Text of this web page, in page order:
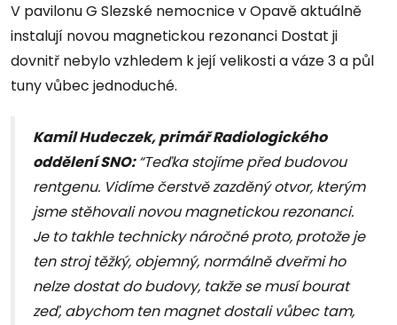
V pavilonu G Slezské nemocnice v Opavě aktuálně
instalují novou magnetickou rezonanci Dostat ji
dovnitř nebylo vzhledem k její velikosti a váze 3 a půl
tuny vůbec jednoduché.
Kamil Hudeczek, primář Radiologického
oddělení SNO:“Teďka stojíme před budovou
rentgenu. Vidíme čerstvě zazděný otvor, kterým
jsme stěhovali novou magnetickou rezonanci.
Je to takhle technicky náročné proto, protože je
ten stroj těžký, objemný, normálně dveřmi ho
nelze dostat do budovy, takže se musí bourat
zeď, abychom ten magnet dostali vůbec tam,